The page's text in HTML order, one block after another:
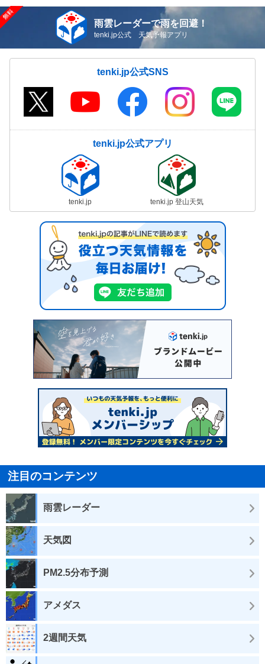
雨雲レーダーで雨を回避！
tenki.jp公式 天気予報アプリ
tenki.jp公式SNS
tenki.jp公式アプリ
tenki.jp tenki.jp 登山天気
注目のコンテンツ
雨雲レーダー
天気図
PM2.5分布予測
アメダス
2週間天気